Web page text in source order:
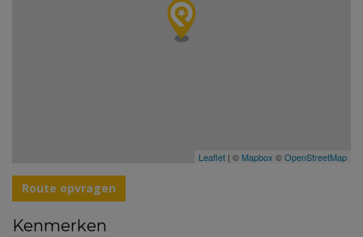
Leaflet | © Mapbox ©OpenStreetMap
Route opvragen
Kenmerken